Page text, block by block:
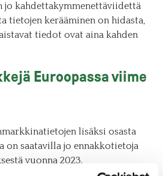
kahdettakymmenettäviidettä
tietojen kerääminen on hidasta,
tiedot ovat aina kahden
Euroopassa viime
lisäksi osasta
on saatavilla jo ennakkotietoja
vuonna 2023.